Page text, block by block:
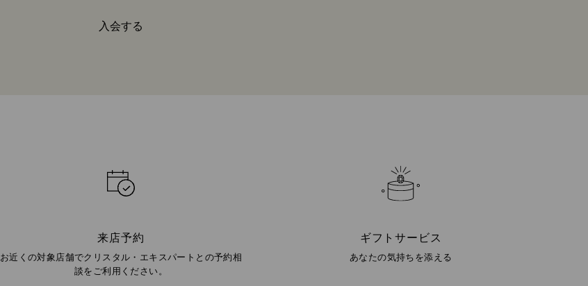
入会する
来店予約
お近くの対象店舗でクリスタル・エキスパートとの予約相
談をご利用ください。
ギフトサービス
あなたの気持ちを添える